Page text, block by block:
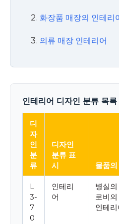
화장품 매장의 인테리
의류 매장 인테리어
인테리어 디자인 분류 목록
디
자
인
분
류
디자인
분류 표
시
물품
L
3-
7
0
인테리
어
병실
로비
인테리